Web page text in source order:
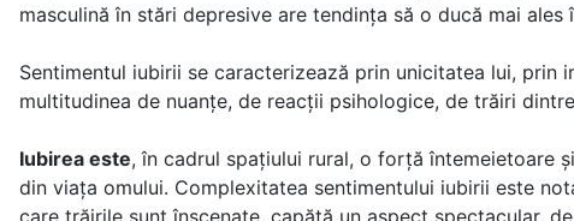
masculină în stări depresive are tendința să o ducă mai
Sentimentul iubirii se caracterizează prin unicitatea lui,
multitudinea de nuanțe, de reacții psihologice, de trăiri
Iubirea este, în cadrul spațiului rural, o forță întemeietoare
din viaţa omului. Complexitatea sentimentului iubirii este